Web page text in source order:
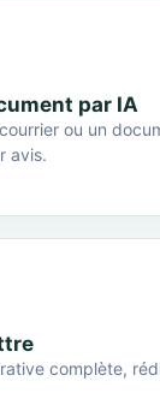
par IA
ou un
avis.
complète,